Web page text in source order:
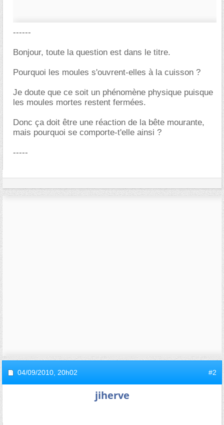
------
Bonjour, toute la question est dans le titre.
Pourquoi les moules s'ouvrent-elles à la cuisson ?
Je doute que ce soit un phénomène physique puisque
les moules mortes restent fermées.
Donc ça doit être une réaction de la bête mourante,
mais pourquoi se comporte-t'elle ainsi ?
-----
04/09/2010, 20h02 #2
jiherve